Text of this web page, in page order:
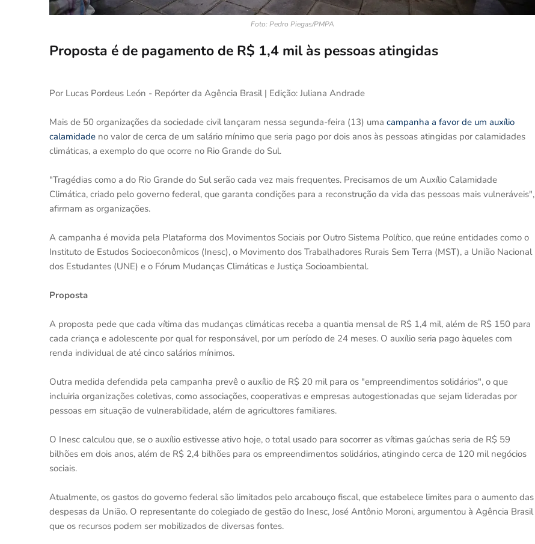
Foto: Pedro Piegas/PMPA
Proposta é de pagamento de R$ 1,4 mil às pessoas atingidas
Por Lucas Pordeus León - Repórter da Agência Brasil | Edição: Juliana Andrade
Mais de 50 organizações da sociedade civil lançaram nessa segunda-feira (13) uma campanha a favor de um auxílio
calamidade no valor de cerca de um salário mínimo que seria pago por dois anos às pessoas atingidas por calamidades
climáticas, a exemplo do que ocorre no Rio Grande do Sul.
"Tragédias como a do Rio Grande do Sul serão cada vez mais frequentes. Precisamos de um Auxílio Calamidade
Climática, criado pelo governo federal, que garanta condições para a reconstrução da vida das pessoas mais vulneráveis",
afirmam as organizações.
A campanha é movida pela Plataforma dos Movimentos Sociais por Outro Sistema Político, que reúne entidades como o
Instituto de Estudos Socioeconômicos (Inesc), o Movimento dos Trabalhadores Rurais Sem Terra (MST), a União Nacional
dos Estudantes (UNE) e o Fórum Mudanças Climáticas e Justiça Socioambiental.
Proposta
A proposta pede que cada vítima das mudanças climáticas receba a quantia mensal de R$ 1,4 mil, além de R$ 150 para
cada criança e adolescente por qual for responsável, por um período de 24 meses. O auxílio seria pago àqueles com
renda individual de até cinco salários mínimos.
Outra medida defendida pela campanha prevê o auxílio de R$ 20 mil para os "empreendimentos solidários", o que
incluiria organizações coletivas, como associações, cooperativas e empresas autogestionadas que sejam lideradas por
pessoas em situação de vulnerabilidade, além de agricultores familiares.
O Inesc calculou que, se o auxílio estivesse ativo hoje, o total usado para socorrer as vítimas gaúchas seria de R$ 59
bilhões em dois anos, além de R$ 2,4 bilhões para os empreendimentos solidários, atingindo cerca de 120 mil negócios
sociais.
Atualmente, os gastos do governo federal são limitados pelo arcabouço fiscal, que estabelece limites para o aumento das
despesas da União. O representante do colegiado de gestão do Inesc, José Antônio Moroni, argumentou à Agência Brasil
que os recursos podem ser mobilizados de diversas fontes.